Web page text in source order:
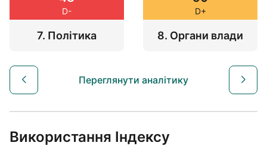
8. Органи влади 7. Політика
Переглянути аналітику
Використання Індексу